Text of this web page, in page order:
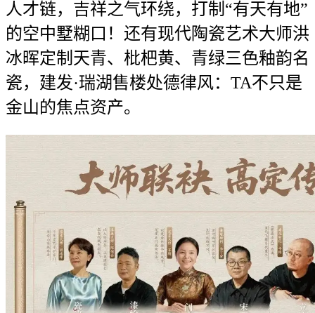
人才链，吉祥之气环绕，打制“有天有地”
的空中墅糊口！还有现代陶瓷艺术大师洪
冰晖定制天青、枇杷黄、青绿三色釉韵名
瓷，建发·瑞湖售楼处德律风：TA不只是
金山的焦点资产。